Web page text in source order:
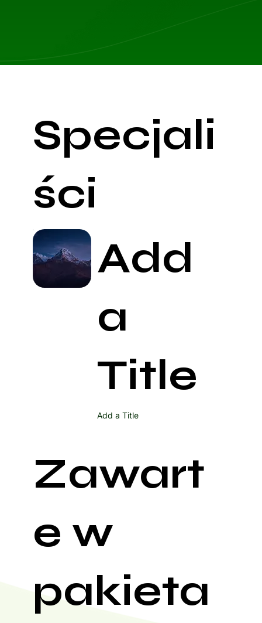
Specjali
ści
Add
a
Title
Add a Title
Zawart
e w
pakieta